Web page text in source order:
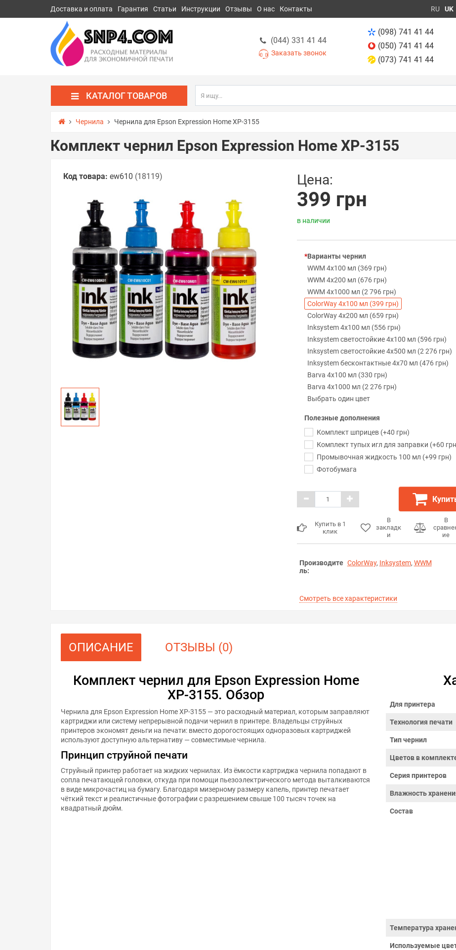
Доставка и оплата Гарантия Статьи Инструкции Отзывы О нас Контакты RU UK
(044) 331 41 44
Заказать звонок
(098) 741 41 44
(050) 741 41 44
(073) 741 41 44
КАТАЛОГ ТОВАРОВ
Чернила Чернила для Epson Expression Home XP-3155
Комплект чернил Epson Expression Home XP-3155
Код товара: ew610 (18119) Цена:
399 грн
в наличии
Варианты чернил
WWM 4х100 мл (369 грн)
WWM 4х200 мл (676 грн)
WWM 4х1000 мл (2 796 грн)
ColorWay 4х100 мл (399 грн)
ColorWay 4х200 мл (659 грн)
Inksystem 4х100 мл (556 грн)
Inksystem светостойкие 4х100 мл (596 грн)
Inksystem светостойкие 4х500 мл (2 276 грн)
Inksystem бесконтактные 4х70 мл (476 грн)
Barva 4х100 мл (330 грн)
Barva 4х1000 мл (2 276 грн)
Выбрать один цвет
Полезные дополнения
Комплект шприцев (+40 грн)
Комплект тупых игл для заправки (+60
Промывочная жидкость 100 мл (+99 грн)
Фотобумага
Купить в 1
клик
В
закладк
и
В
ие
Производите
ль:
ColorWay, Inksystem, WWM
Смотреть все характеристики
ОПИСАНИЕ ОТЗЫВЫ (0)
Комплект чернил для Epson Expression Home
XP-3155. Обзор
Чернила для Epson Expression Home XP-3155 — это расходный материал, которым заправляют
картриджи или систему непрерывной подачи чернил в принтере. Владельцы струйных
принтеров экономят деньги на печати: вместо дорогостоящих одноразовых картриджей
используют доступную альтернативу — совместимые чернила.
Принцип струйной печати
Струйный принтер работает на жидких чернилах. Из ёмкости картриджа чернила попадают в
сопла печатающей головки, откуда при помощи пьезоэлектрического метода выталкиваются
в виде микрочастиц на бумагу. Благодаря мизерному размеру капель, принтер печатает
чёткий текст и реалистичные фотографии с разрешением свыше 100 тысяч точек на
квадратный дюйм.
Для принтера
Технология печати
Тип чернил
Цветов в
Серия принтеров
Влажность
Состав
Температура
Используемые